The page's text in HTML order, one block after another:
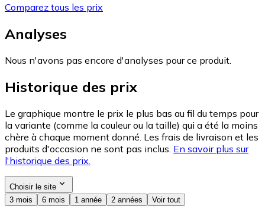
Comparez tous les prix
Analyses
Nous n'avons pas encore d'analyses pour ce produit.
Historique des prix
Le graphique montre le prix le plus bas au fil du temps pour
la variante (comme la couleur ou la taille) qui a été la moins
chère à chaque moment donné. Les frais de livraison et les
produits d'occasion ne sont pas inclus. En savoir plus sur
l'historique des prix.
Choisir le site
3 mois
6 mois 1 année 2 années Voir tout